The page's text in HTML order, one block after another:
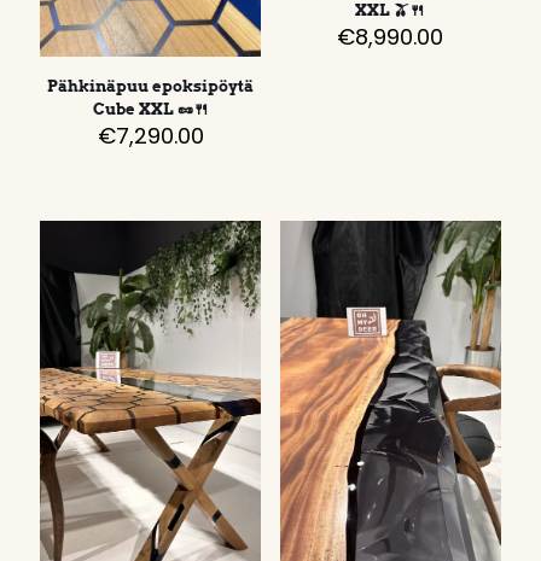
Pähkinäpuu epoksipöytä
Cube XXL 🥜🍴
€7,290.00
XXL 🫒🍴
€8,990.00